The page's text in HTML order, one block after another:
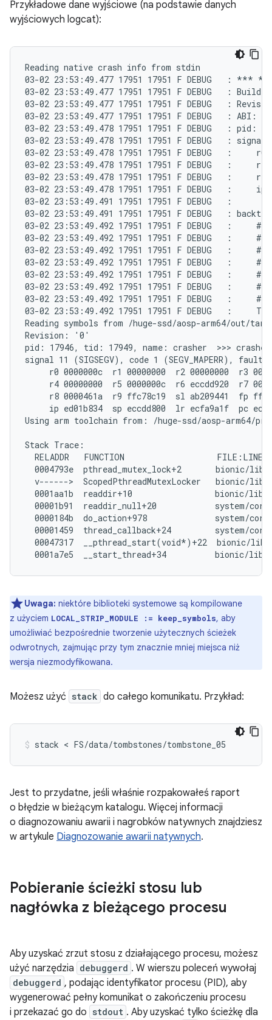
Przykładowe dane wyjściowe (na podstawie danych
wyjściowych logcat):
Reading native crash info from stdin
03-02 23:53:49.477 17951 17951 F
03-02 23:53:49.477 17951 17951 F DEBUG   :
03-02 23:53:49.477 17951 17951 F DEBUG   :
03-02 23:53:49.477 17951 17951 F DEBUG   : ABI:
03-02 23:53:49.478 17951 17951 F DEBUG   : pid:
03-02 23:53:49.478 17951 17951 F DEBUG   : signal
03-02 23:53:49.478 17951 17951 F DEBUG   :     r0
03-02 23:53:49.478 17951 17951 F DEBUG   :     r4
03-02 23:53:49.478 17951 17951 F DEBUG   :
03-02 23:53:49.478 17951 17951 F DEBUG   :     ip
03-02 23:53:49.491 17951 17951 F DEBUG   :
03-02 23:53:49.491 17951 17951 F DEBUG   :
03-02 23:53:49.492 17951 17951 F DEBUG   :
03-02 23:53:49.492 17951 17951 F DEBUG   :
03-02 23:53:49.492 17951 17951 F DEBUG   :
03-02 23:53:49.492 17951 17951 F DEBUG   :
03-02 23:53:49.492 17951 17951 F DEBUG   :
03-02 23:53:49.492 17951 17951 F DEBUG   :
03-02 23:53:49.492 17951 17951 F DEBUG   :
03-02 23:53:49.492 17951 17951 F DEBUG   :
Reading symbols from /huge-ssd/aosp-arm64/out/
Revision: '0'
pid: 17946, tid: 17949, name: crasher  >>> crasher
signal 11 (SIGSEGV), code 1 (SEGV_MAPERR), fault
r0 0000000c  r1 00000000  r2 00000000  r3
r4 00000000  r5 0000000c  r6 eccdd920  r7
r8 0000461a  r9 ffc78c19  sl ab209441  fp
ip ed01b834  sp eccdd800  lr ecfa9a1f  pc
Using arm toolchain from: /huge-ssd/aosp-arm64/
Stack Trace:
  RELADDR   FUNCTION                   FILE:LINE
0004793e  pthread_mutex_lock+2       bionic/
v------>  ScopedPthreadMutexLocker   bionic/
0001aa1b  readdir+10                 bionic/
00001b91  readdir_null+20            system/
0000184b  do_action+978              system/
00001459  thread_callback+24         system/
00047317  __pthread_start(void*)+22  bionic/
Uwaga: niektóre biblioteki systemowe są kompilowane
z użyciem LOCAL_STRIP_MODULE := keep_symbols, aby
umożliwiać bezpośrednie tworzenie użytecznych ścieżek
odwrotnych, zajmując przy tym znacznie mniej miejsca niż
wersja niezmodyfikowana.
Możesz użyć stack do całego komunikatu. Przykład:
Jest to przydatne, jeśli właśnie rozpakowałeś raport
o błędzie w bieżącym katalogu. Więcej informacji
o diagnozowaniu awarii i nagrobków natywnych znajdziesz
w artykule Diagnozowanie awarii natywnych.
Pobieranie ścieżki stosu lub
nagłówka z bieżącego procesu
Aby uzyskać zrzut stosu z działającego procesu, możesz
użyć narzędzia debuggerd . W wierszu poleceń wywołaj
debuggerd , podając identyfikator procesu (PID), aby
wygenerować pełny komunikat o zakończeniu procesu
i przekazać go do stdout . Aby uzyskać tylko ścieżkę dla